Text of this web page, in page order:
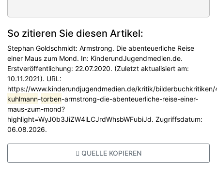
So zitieren Sie diesen Artikel:
Stephan Goldschmidt: Armstrong. Die abenteuerliche Reise
einer Maus zum Mond. In: KinderundJugendmedien.de.
Erstveröffentlichung: 22.07.2020. (Zuletzt aktualisiert am:
10.11.2021). URL:
https://www.kinderundjugendmedien.de/kritik/
kuhlmann-torben-armstrong-die-abenteuerliche-reise-einer-
maus-zum-mond?
highlight=WyJ0b3JiZW4iLCJrdWhsbWFubiJd. Zugriffsdatum:
06.08.2026.
QUELLE KOPIEREN